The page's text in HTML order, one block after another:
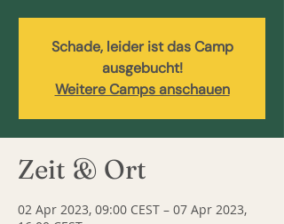
Schade, leider ist das Camp
ausgebucht!
Weitere Camps anschauen
Zeit & Ort
02 Apr 2023, 09:00 CEST – 07 Apr 2023,